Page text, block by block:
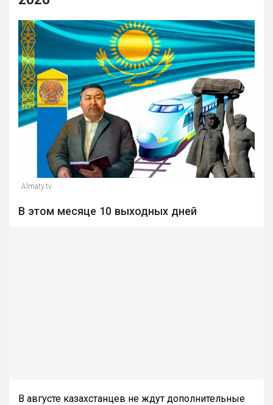
Almaty.tv
В этом месяце 10 выходных дней
В августе казахстанцев не ждут дополнительные